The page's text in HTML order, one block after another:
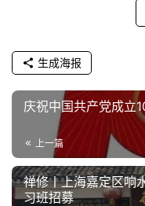
生成海报
庆祝中国共产党成立
上一篇
禅修丨上海嘉定区响
习班招募